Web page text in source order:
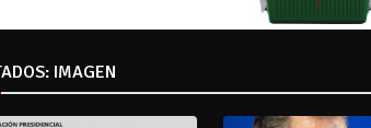
IMAGEN